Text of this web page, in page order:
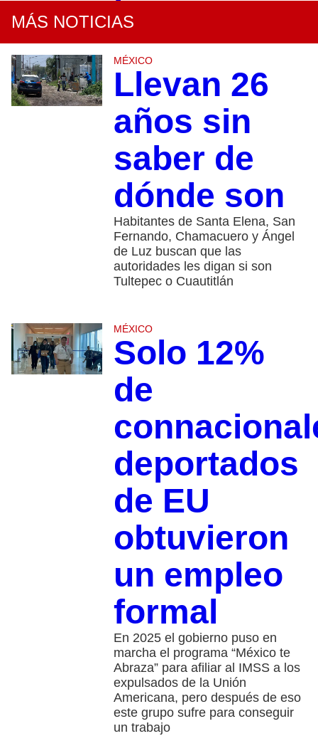
MÁS NOTICIAS
MÉXICO
Llevan 26
años sin
saber de
dónde son
Habitantes de Santa Elena, San
Fernando, Chamacuero y Ángel
de Luz buscan que las
autoridades les digan si son
Tultepec o Cuautitlán
MÉXICO
Solo 12%
de
deportados
de EU
obtuvieron
un empleo
formal
En 2025 el gobierno puso en
marcha el programa “México te
Abraza” para afiliar al IMSS a los
expulsados de la Unión
Americana, pero después de eso
este grupo sufre para conseguir
un trabajo